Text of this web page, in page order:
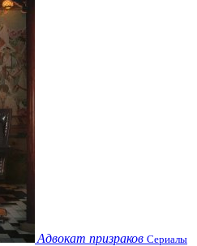
Адвокат призраков Сериалы